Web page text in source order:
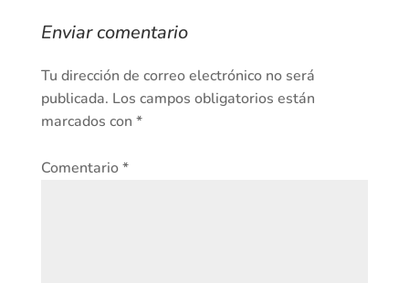
Enviar comentario
Tu dirección de correo electrónico no será
publicada. Los campos obligatorios están
marcados con *
Comentario*